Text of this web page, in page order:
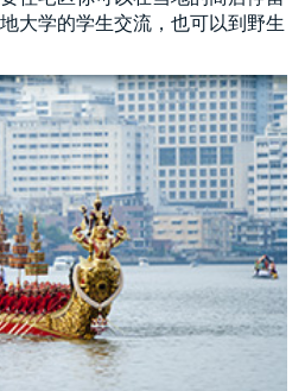
大学的学生交流，也可以到野生